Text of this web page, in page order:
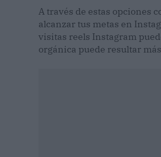
A través de estas opciones
alcanzar tus metas en
visitas reels Instagram
orgánica puede resultar